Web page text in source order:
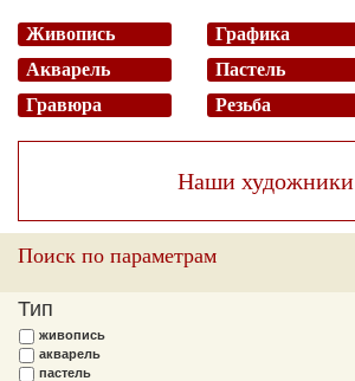
Живопись
Графика
Акварель
Пастель
Гравюра
Резьба
Наши художники
Поиск по параметрам
Тип
живопись
акварель
пастель